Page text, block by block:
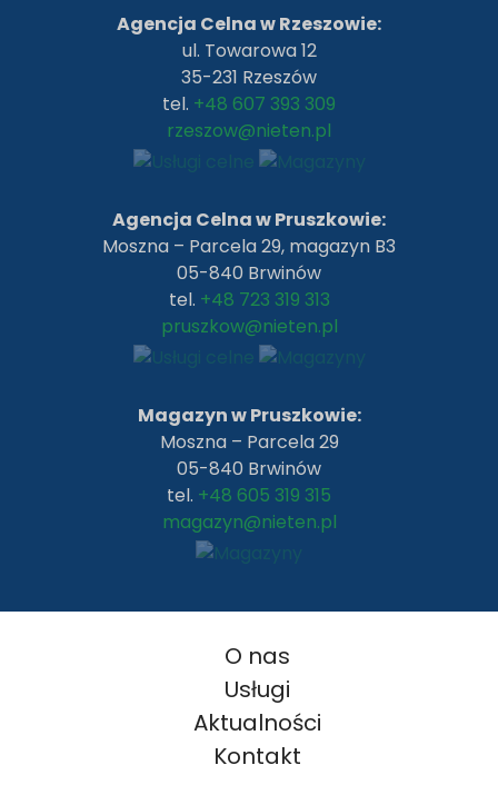
Agencja Celna w Rzeszowie:
ul. Towarowa 12
35-231 Rzeszów
tel. +48 607 393 309
rzeszow@nieten.pl
Agencja Celna w Pruszkowie:
Moszna – Parcela 29, magazyn B3
05-840 Brwinów
tel. +48 723 319 313
pruszkow@nieten.pl
Magazyn w Pruszkowie:
Moszna – Parcela 29
05-840 Brwinów
tel. +48 605 319 315
magazyn@nieten.pl
O nas
Usługi
Aktualności
Kontakt